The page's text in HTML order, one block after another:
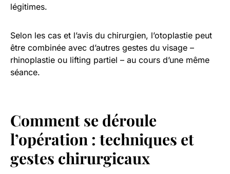
légitimes.
Selon les cas et l’avis du chirurgien, l’otoplastie peut
être combinée avec d’autres gestes du visage –
rhinoplastie ou lifting partiel – au cours d’une même
séance.
Comment se déroule
l’opération : techniques et
gestes chirurgicaux